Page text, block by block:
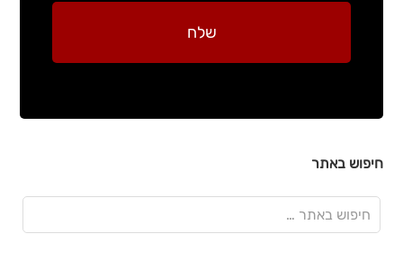
חיפוש באתר